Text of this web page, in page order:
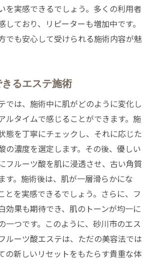
を実感できるでしょう。多くの利用者
しており、リピーターも増加中です。
でも安心して受けられる施術内容が魅
るエステ施術
では、施術中に肌がどのように変化し
ルタイムで感じることができます。施
態を丁寧にチェックし、それに応じた
の濃度を選定します。その後、優しい
フルーツ酸を肌に浸透させ、古い角質
す。施術後は、肌が一層滑らかにな
とを実感できるでしょう。さらに、フ
効果も期待でき、肌のトーンが均一に
一つです。このように、砂川市のエス
ルーツ酸エステは、ただの美容法では
の新しいリセットをもたらす貴重な体